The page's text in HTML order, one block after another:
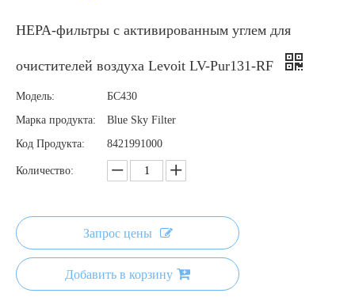
HEPA-фильтры с активированным углем для
очистителей воздуха Levoit LV-Pur131-RF
Модель:
БС430
Марка продукта:
Blue Sky Filter
Код Продукта:
8421991000
Количество:
Запрос цены
Добавить в корзину